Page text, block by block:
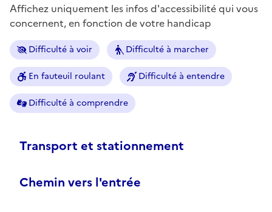
Affichez uniquement les infos d'accessibilité qui vous
concernent, en fonction de votre handicap
Difficulté à voir Difficulté à marcher
En fauteuil roulant Difficulté à entendre
Difficulté à comprendre
Transport et stationnement
Chemin vers l'entrée